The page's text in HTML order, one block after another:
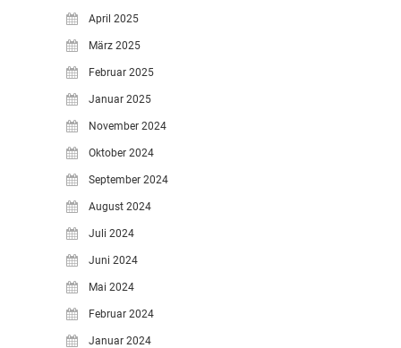
April 2025
März 2025
Februar 2025
Januar 2025
November 2024
Oktober 2024
September 2024
August 2024
Juli 2024
Juni 2024
Mai 2024
Februar 2024
Januar 2024